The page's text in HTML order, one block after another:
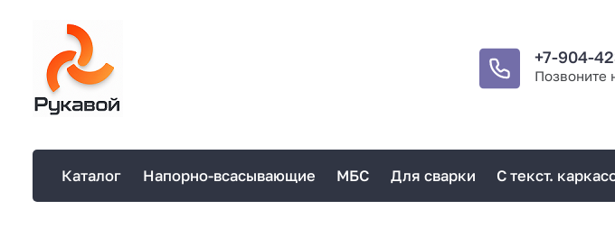
+7-904-
Позвоните
Каталог Напорно-всасывающие МБС Для сварки С текст.